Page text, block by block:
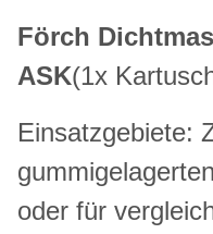
Förch
ASK(1x
Einsatzgebiete:
oder für